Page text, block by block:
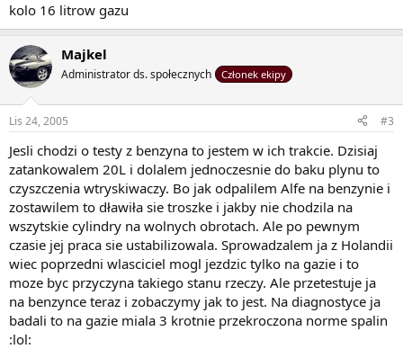
kolo 16 litrow gazu
Majkel
Administrator ds. społecznych Członek ekipy
Lis 24, 2005 #3
Jesli chodzi o testy z benzyna to jestem w ich trakcie. Dzisiaj
zatankowalem 20L i dolalem jednoczesnie do baku plynu to
czyszczenia wtryskiwaczy. Bo jak odpalilem Alfe na benzynie i
zostawilem to dławiła sie troszke i jakby nie chodzila na
wszytskie cylindry na wolnych obrotach. Ale po pewnym
czasie jej praca sie ustabilizowala. Sprowadzalem ja z Holandii
wiec poprzedni wlasciciel mogl jezdzic tylko na gazie i to
moze byc przyczyna takiego stanu rzeczy. Ale przetestuje ja
na benzynce teraz i zobaczymy jak to jest. Na diagnostyce ja
badali to na gazie miala 3 krotnie przekroczona norme spalin
:lol: